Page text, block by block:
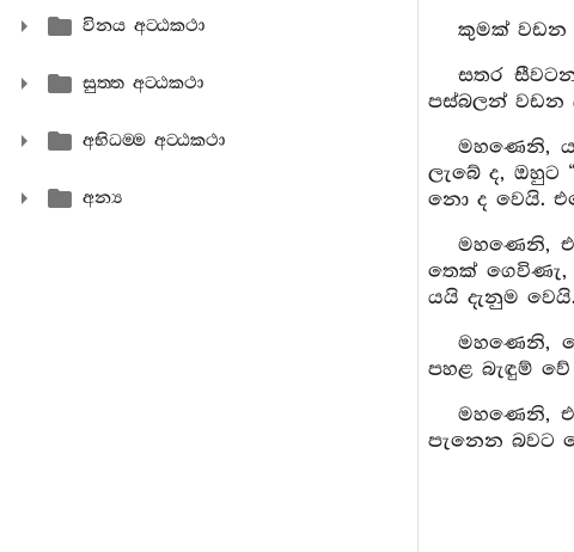
විනය අට‍්ඨකථා
සුත‍්ත අට‍්ඨකථා
අභිධම‍්ම අට‍්ඨකථා
අන්‍ය
කුමක් වඩන
සතර
පස්බලන් වඩන
මහණෙනි,
ලැබේ ද,
නො ද වෙයි.
මහණෙනි,
තෙක් ගෙවිණැ,
යයි දැනුම වෙයි.
මහණෙනි,
පහළ බැඳුම්
මහණෙනි,
පැනෙන බවට